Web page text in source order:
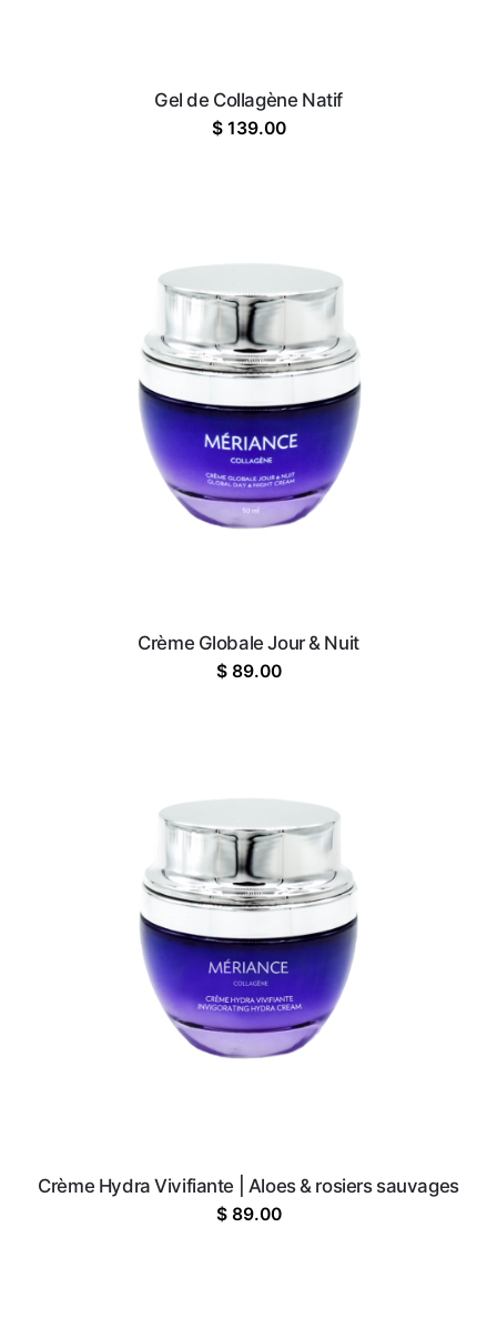
Gel de Collagène Natif
$139.00
Crème Globale Jour & Nuit
$89.00
Crème Hydra Vivifiante | Aloes & rosiers sauvages
$89.00